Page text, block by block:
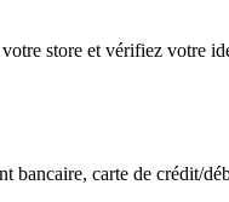
store et vérifiez votre
bancaire, carte de crédit/